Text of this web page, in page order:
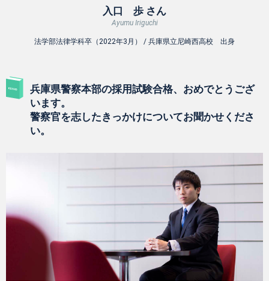
入口 歩 さん
Ayumu Iriguchi
法学部法律学科卒（2022年3月） / 兵庫県立尼崎西高校 出身
兵庫県警察本部の採用試験合格、おめでとうござ
います。
警察官を志したきっかけについてお聞かせくださ
い。